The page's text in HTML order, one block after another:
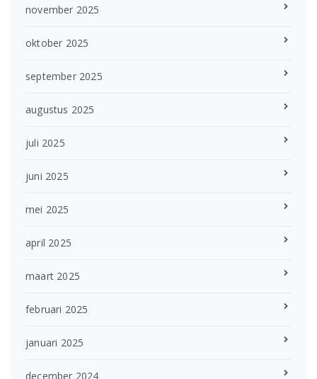
november 2025
oktober 2025
september 2025
augustus 2025
juli 2025
juni 2025
mei 2025
april 2025
maart 2025
februari 2025
januari 2025
december 2024